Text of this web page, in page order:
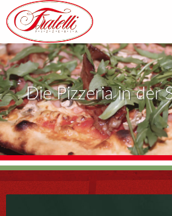
SPEISEKARTE
EVENTS
GALERIE
Simpatico.